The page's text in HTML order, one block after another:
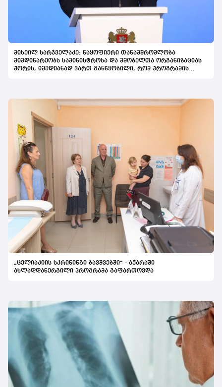
მიხეილ სარჯველაძე: ნაყოფიერი თანამშრომლობა
მიმდინარეობს სამინისტროსა და მშობელთა ორგანიზაციას
შორის, იმედიანად ვართ განწყობილი, რომ პროგრამის
„ცელიაკიის სკრინინგი ბავშვებში“ - აჭარაში
ახლადდანერგილი პროგრამა გაფართოვდა